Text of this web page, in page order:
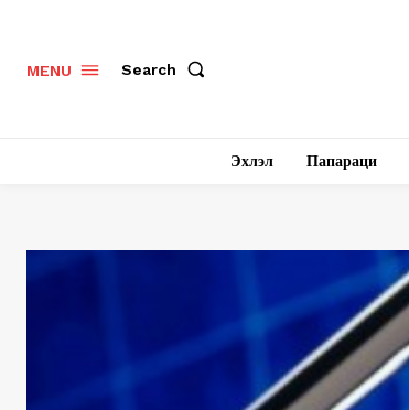
MENU Search
Эхлэл Папараци